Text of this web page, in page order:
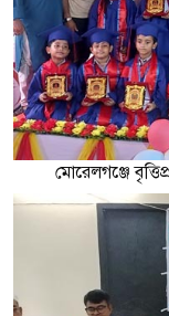
মোরেলগঞ্জে